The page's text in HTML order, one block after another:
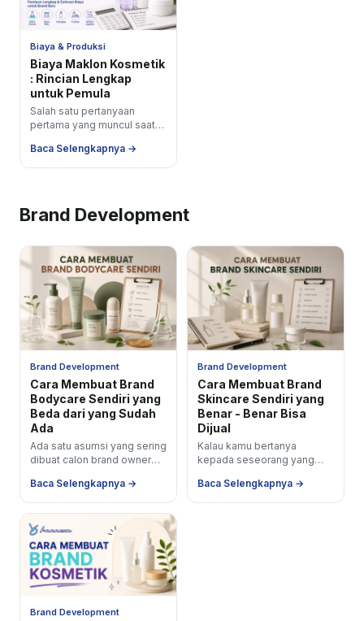
Biaya & Produksi
Biaya Maklon Kosmetik
: Rincian Lengkap
untuk Pemula
Salah satu pertanyaan
pertama yang muncul saat
membangun brand
kosmetik sendiri adalah
Baca Selengkapnya →
Brand Development
Brand Development
Cara Membuat Brand
Bodycare Sendiri yang
Beda dari yang Sudah
Ada
Ada satu asumsi yang sering
dibuat calon brand owner
tentang cara membuat
brand bodycare...
Baca Selengkapnya →
Brand Development
Cara Membuat Brand
Skincare Sendiri yang
Benar - Benar Bisa
Dijual
Kalau kamu bertanya
kepada seseorang yang
puluhan brand skincare baru
dari nol, jawabannya selalu
Baca Selengkapnya →
Brand Development